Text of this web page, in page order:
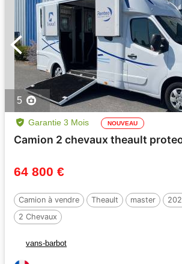
5
Garantie 3 Mois NOUVEAU
Camion 2 chevaux theault
64 800 €
Camion à vendre Theault master
2 Chevaux
vans-barbot